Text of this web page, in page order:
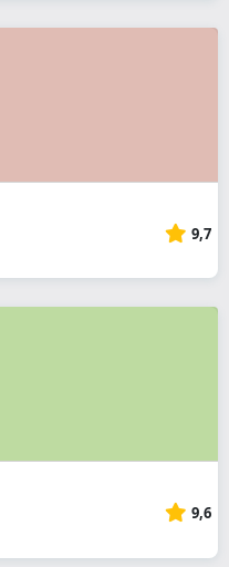
9,7
9,6